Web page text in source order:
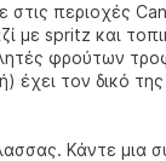
στις περιοχές
με spritz και
φρούτων
έχει τον δικό
Κάντε μια